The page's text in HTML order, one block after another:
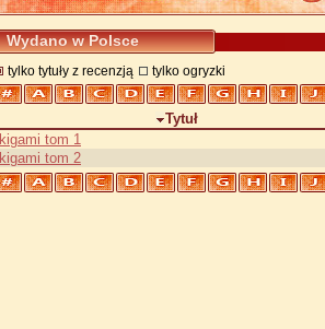
Wydano w Polsce
tylko tytuły z recenzją tylko ogryzki
Tytuł
Ikigami tom 1
Ikigami tom 2